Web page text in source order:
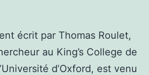
écrit par Thomas Roulet,
au King’s College de
d’Oxford, est venu